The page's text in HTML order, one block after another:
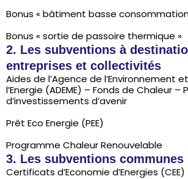
Bonus « bâtiment basse consommation
Bonus « sortie de passoire thermique »
2. Les subventions à
entreprises et collectivités
Aides de l’Agence de l’Environnement
l’Energie (ADEME) – Fonds de Chaleur –
d’investissements d’avenir
Prêt Eco Energie (PEE)
Programme Chaleur Renouvelable
3. Les subventions communes
Certificats d’Economie d’Energies (CEE)